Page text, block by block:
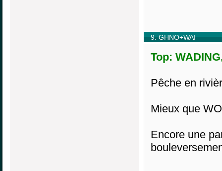
9. GHNO+WAI
Top:
Pêche en
Mieux que
Encore une